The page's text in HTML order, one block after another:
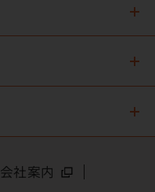
会社案内